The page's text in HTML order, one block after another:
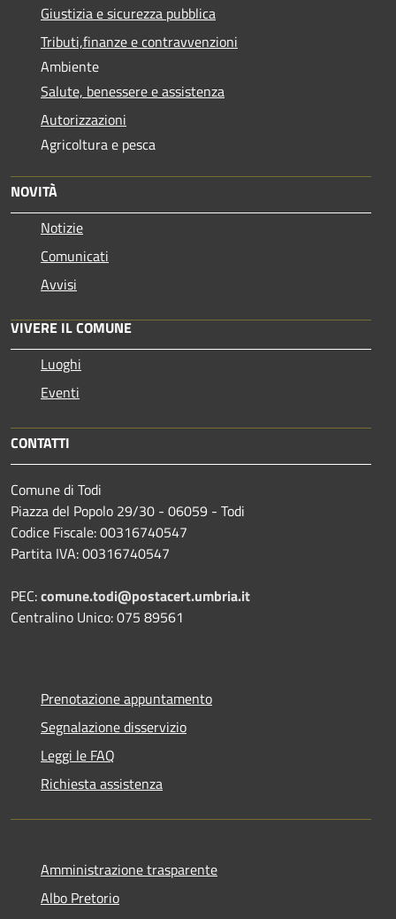
Giustizia e sicurezza pubblica
Tributi,finanze e contravvenzioni
Ambiente
Salute, benessere e assistenza
Autorizzazioni
Agricoltura e pesca
NOVITÀ
Notizie
Comunicati
Avvisi
VIVERE IL COMUNE
Luoghi
Eventi
CONTATTI
Comune di Todi
Piazza del Popolo 29/30 - 06059 - Todi
Codice Fiscale: 00316740547
Partita IVA: 00316740547
PEC:comune.todi@postacert.umbria.it
Centralino Unico: 075 89561
Prenotazione appuntamento
Segnalazione disservizio
Leggi le FAQ
Richiesta assistenza
Amministrazione trasparente
Albo Pretorio